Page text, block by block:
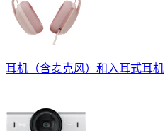
耳机（含麦克风）和入耳式耳机